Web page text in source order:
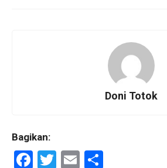
Doni Totok
Bagikan:
F
T
E